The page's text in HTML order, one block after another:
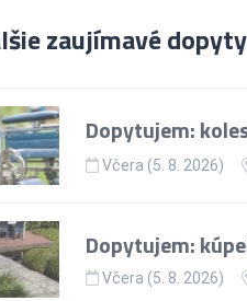
zaujímavé dopyty
Dopytujem:
Včera (5. 8. 2026)
Dopytujem:
Včera (5. 8. 2026)